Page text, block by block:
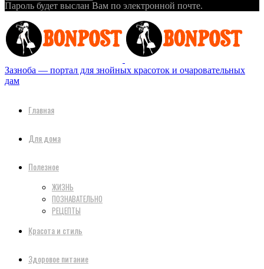
Пароль будет выслан Вам по электронной почте.
Зазноба — портал для знойных красоток и очаровательных
дам
Главная
Для дома
Полезное
ЖИЗНЬ
ПОЗНАВАТЕЛЬНО
РЕЦЕПТЫ
Красота и стиль
Здоровое питание